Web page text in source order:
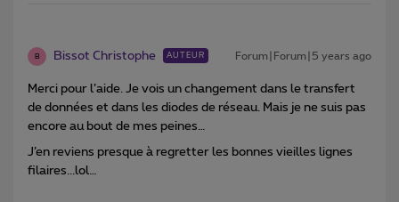
B Bissot Christophe AUTEUR Forum|Forum|5 years ago
Merci pour l’aide. Je vois un changement dans le transfert
de données et dans les diodes de réseau. Mais je ne suis pas
encore au bout de mes peines…
J’en reviens presque à regretter les bonnes vieilles lignes
filaires...lol…